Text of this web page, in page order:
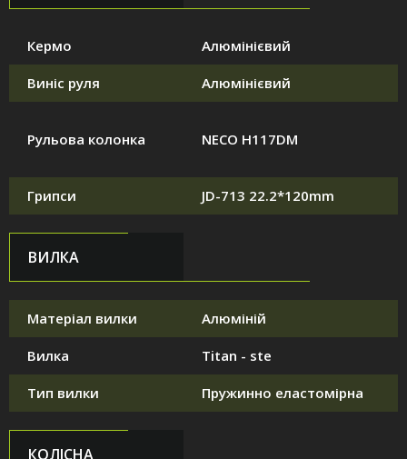
Кермо Алюмінієвий
Виніс руля Алюмінієвий
Рульова колонка NECO H117DM
Грипси JD-713 22.2*120mm
ВИЛКА
Матеріал вилки Алюміній
Вилка Titan - ste
Тип вилки Пружинно еластомірна
КОЛІСНА